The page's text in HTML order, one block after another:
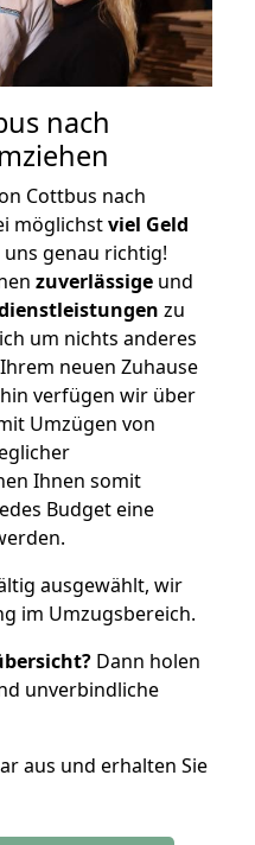
nach
Cottbus nach
möglichstviel Geld
uns genau richtig!
zuverlässige und
zu
um nichts anderes
neuen Zuhause
verfügen wir über
Umzügen von
Ihnen somit
Budget eine
ausgewählt, wir
im Umzugsbereich.
Dann holen
unverbindliche
aus und erhalten Sie